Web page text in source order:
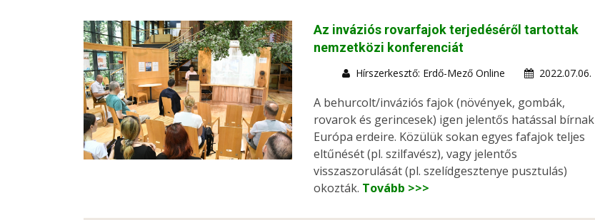
Az inváziós rovarfajok terjedéséről tartottak
nemzetközi konferenciát
Hírszerkesztő: Erdő-Mező Online 2022.07.06.
A behurcolt/inváziós fajok (növények, gombák,
rovarok és gerincesek) igen jelentős hatással bírnak
Európa erdeire. Közülük sokan egyes fafajok teljes
eltűnését (pl. szilfavész), vagy jelentős
visszaszorulását (pl. szelídgesztenye pusztulás)
okozták. Tovább >>>